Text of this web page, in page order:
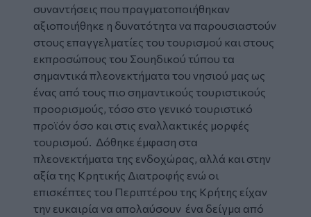
συναντήσεις που πραγματοποιήθηκαν
αξιοποιήθηκε η δυνατότητα να παρουσιαστούν
στους επαγγελματίες του τουρισμού και στους
εκπροσώπους του Σουηδικού τύπου τα
σημαντικά πλεονεκτήματα του νησιού μας ως
ένας από τους πιο σημαντικούς τουριστικούς
προορισμούς, τόσο στο γενικό τουριστικό
προϊόν όσο και στις εναλλακτικές μορφές
τουρισμού. Δόθηκε έμφαση στα
πλεονεκτήματα της ενδοχώρας, αλλά και στην
αξία της Κρητικής Διατροφής ενώ οι
επισκέπτες του Περιπτέρου της Κρήτης είχαν
την ευκαιρία να απολαύσουν ένα δείγμα από